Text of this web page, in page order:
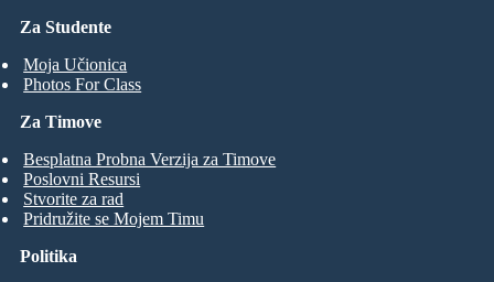
Za Studente
Moja Učionica
Photos For Class
Za Timove
Besplatna Probna Verzija za Timove
Poslovni Resursi
Stvorite za rad
Pridružite se Mojem Timu
Politika